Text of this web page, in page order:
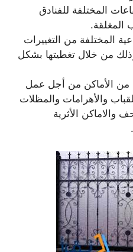
المختلفة للفنادق
المغلقة.
المختلفة من التغييرات
من خلال تغطيتها بشكل
من الأماكن من أجل عمل
والأهرامات والمظلات
والاماكن الأثرية